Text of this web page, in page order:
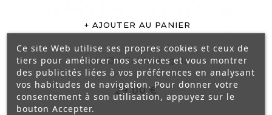
Ce site Web utilise ses propres cookies et ceux de
tiers pour améliorer nos services et vous montrer
des publicités liées à vos préférences en analysant
vos habitudes de navigation. Pour donner votre
consentement à son utilisation, appuyez sur le
bouton Accepter.
AJOUTER AU PANIER
Sets De Table Angola
29,00 € Prix